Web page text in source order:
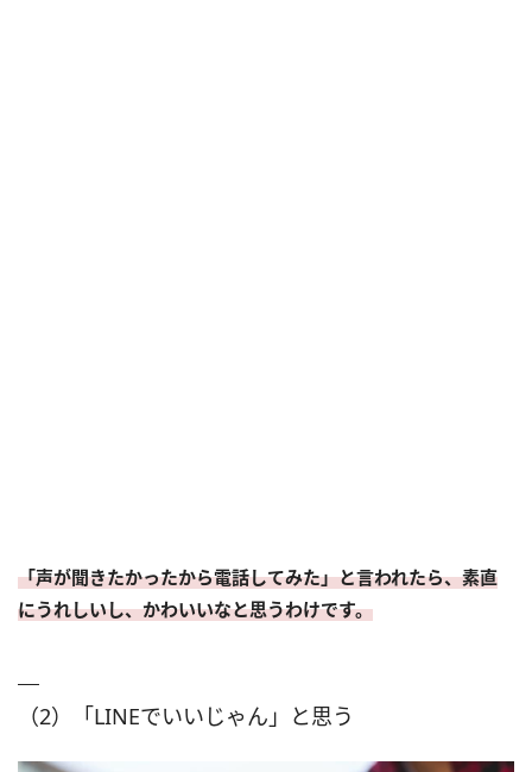
「声が聞きたかったから電話してみた」と言われたら、素直
にうれしいし、かわいいなと思うわけです。
（2）「LINEでいいじゃん」と思う